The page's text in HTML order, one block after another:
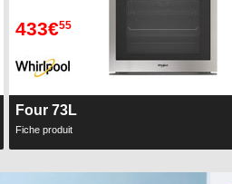
433€55
Four 73L
Fiche produit